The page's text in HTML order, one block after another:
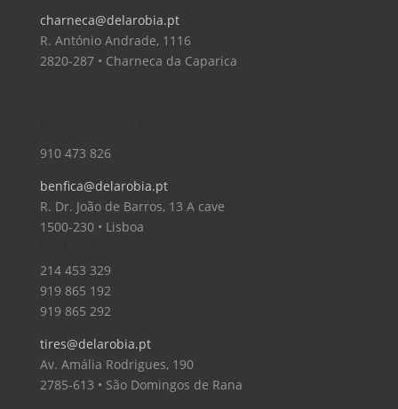
charneca@delarobia.pt
R. António Andrade, 1116
2820-287 • Charneca da Caparica
910 473 826
benfica@delarobia.pt
R. Dr. João de Barros, 13 A cave
1500-230 • Lisboa
214 453 329
919 865 192
919 865 292
tires@delarobia.pt
Av. Amália Rodrigues, 190
2785-613 • São Domingos de Rana